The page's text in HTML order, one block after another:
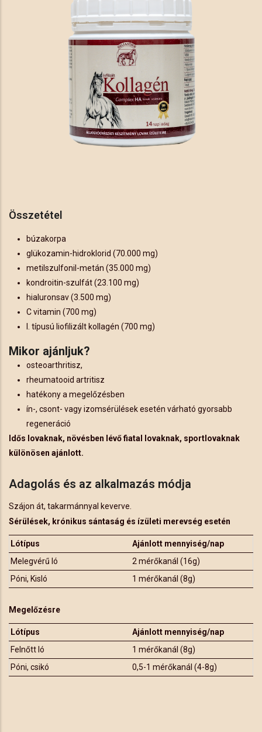
Összetétel
búzakorpa
glükozamin-hidroklorid (70.000 mg)
metilszulfonil-metán (35.000 mg)
kondroitin-szulfát (23.100 mg)
hialuronsav (3.500 mg)
C vitamin (700 mg)
I. típusú liofilizált kollagén (700 mg)
Mikor ajánljuk?
osteoarthritisz,
rheumatooid artritisz
hatékony a megelőzésben
ín-, csont- vagy izomsérülések esetén várható gyorsabb
regeneráció
Idős lovaknak, növésben lévő fiatal lovaknak, sportlovaknak
különösen ajánlott.
Adagolás és az alkalmazás módja
Szájon át, takarmánnyal keverve.
Sérülések, krónikus sántaság és ízületi merevség esetén
Lótípus
Ajánlott mennyiség/nap
Melegvérű ló
2 mérőkanál (16g)
Póni, Kisló
1 mérőkanál (8g)
Megelőzésre
Lótípus
Ajánlott mennyiség/nap
Felnőtt ló
1 mérőkanál (8g)
Póni, csikó
0,5-1 mérőkanál (4-8g)